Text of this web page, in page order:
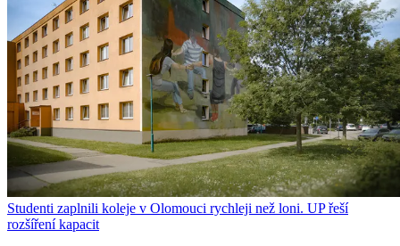
Studenti zaplnili koleje v Olomouci rychleji než loni. UP řeší
rozšíření kapacit